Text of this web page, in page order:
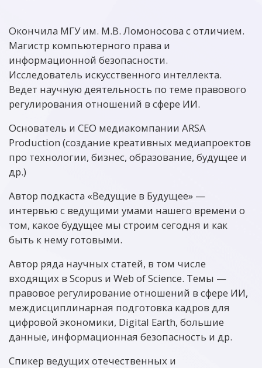
Окончила МГУ им. М.В. Ломоносова с отличием.
Магистр компьютерного права и
информационной безопасности.
Исследователь искусственного интеллекта.
Ведет научную деятельность по теме правового
регулирования отношений в сфере ИИ.
Основатель и CEO медиакомпании ARSA
Production (создание креативных медиапроектов
про технологии, бизнес, образование, будущее и
др.)
Автор подкаста «Ведущие в Будущее» —
интервью с ведущими умами нашего времени о
том, какое будущее мы строим сегодня и как
быть к нему готовыми.
Автор ряда научных статей, в том числе
входящих в Scopus и Web of Science. Темы —
правовое регулирование отношений в сфере ИИ,
междисциплинарная подготовка кадров для
цифровой экономики, Digital Earth, большие
данные, информационная безопасность и др.
Спикер ведущих отечественных и